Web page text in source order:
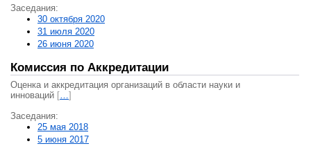
Заседания:
30 октября 2020
31 июля 2020
26 июня 2020
Комиссия по Аккредитации
Оценка и аккредитация организаций в области науки и
инноваций […]
Заседания:
25 мая 2018
5 июня 2017